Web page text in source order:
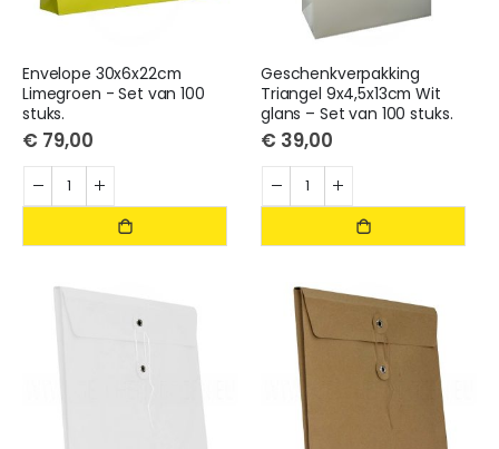
Envelope 30x6x22cm
Limegroen - Set van 100
stuks.
€ 79,00
Geschenkverpakking
Triangel 9x4,5x13cm Wit
glans – Set van 100 stuks.
€ 39,00